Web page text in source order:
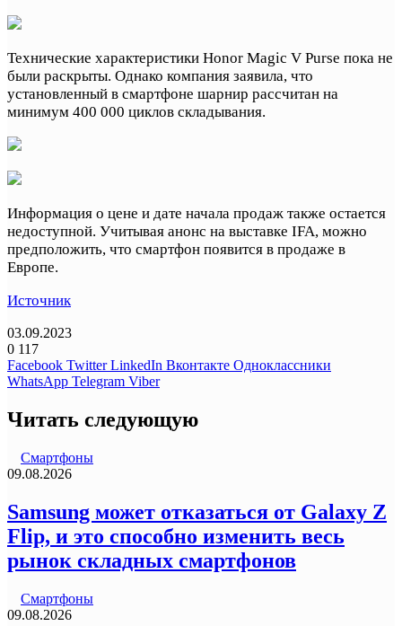
Технические характеристики Honor Magic V Purse пока не
были раскрыты. Однако компания заявила, что
установленный в смартфоне шарнир рассчитан на
минимум 400 000 циклов складывания.
Информация о цене и дате начала продаж также остается
недоступной. Учитывая анонс на выставке IFA, можно
предположить, что смартфон появится в продаже в
Европе.
Источник
03.09.2023
0 117
Facebook Twitter LinkedIn Вконтакте Одноклассники
WhatsApp Telegram Viber
Читать следующую
Смартфоны
09.08.2026
Samsung может отказаться от Galaxy Z
Flip, и это способно изменить весь
рынок складных смартфонов
Смартфоны
09.08.2026